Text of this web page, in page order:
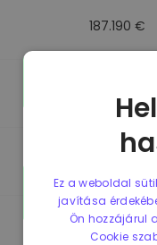
187.190 €
1.160000 €
Ez a weboldal
javítása
Ön hozzájárul
Cookie